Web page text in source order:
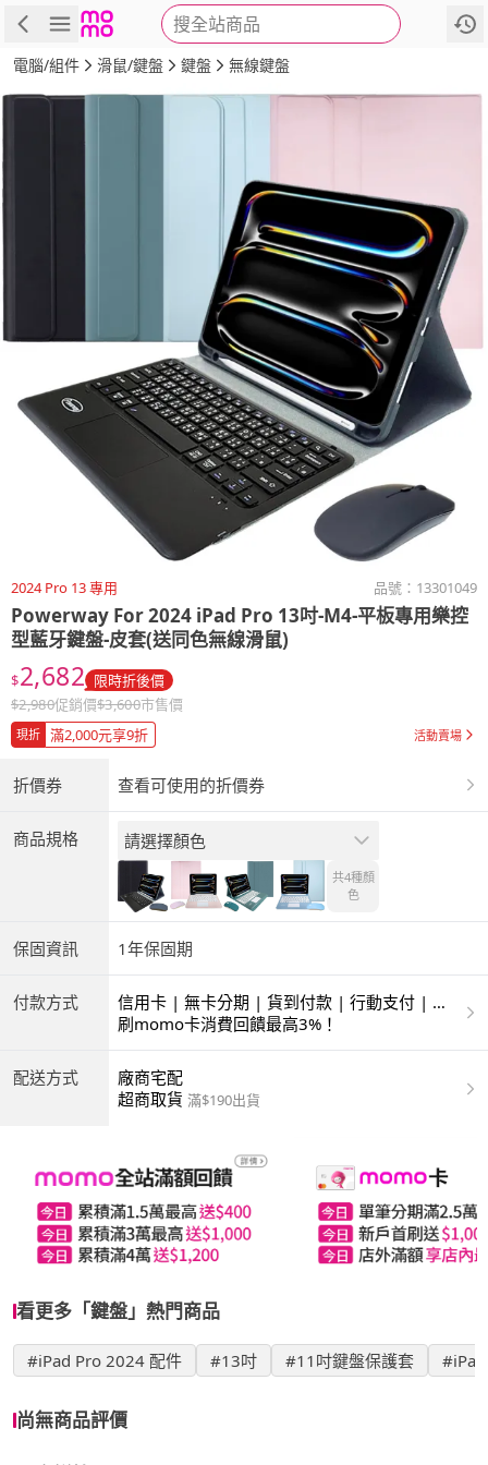
搜全站商品
商品 評價 詳情
電腦/組件 滑鼠/鍵盤 鍵盤 無線鍵盤
2024 Pro 13 專用 品號： 13301049
Powerway For 2024 iPad Pro 13吋-M4-平板專用樂控
型藍牙鍵盤-皮套(送同色無線滑鼠)
$2,682 限時折後價
$2,980促銷價$3,600市售價
現折 滿2,000元享9折 活動賣場
折價券 查看可使用的折價券
商品規格 請選擇顏色
共4種顏
色
保固資訊 1年保固期
付款方式
信用卡 | 無卡分期 | 貨到付款 | 行動支付 | 超
商付款 | ATM | 銀聯卡
刷momo卡消費回饋最高3%！
配送方式
廠商宅配
超商取貨 滿$190出貨
看更多「鍵盤」熱門商品
#iPad Pro 2024 配件 #13吋 #11吋鍵盤保護套
尚無商品評價